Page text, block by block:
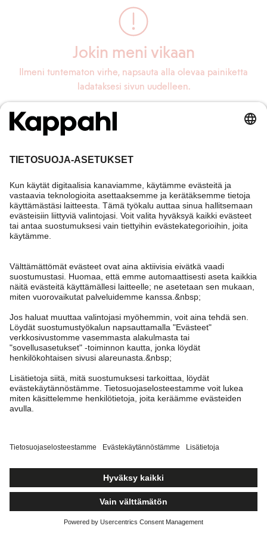
Jokin meni vikaan
Ilmeni tuntematon virhe, napsauta alla olevaa painiketta
ladataksesi sivun uudelleen.
Lataa sivu uudelleen